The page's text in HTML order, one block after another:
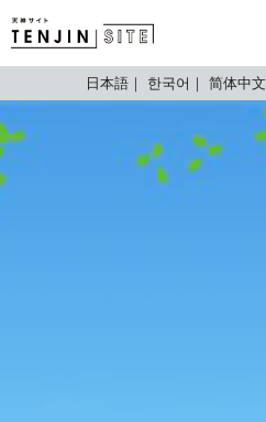
TENJIN SITE
日本語 한국어 简体中文